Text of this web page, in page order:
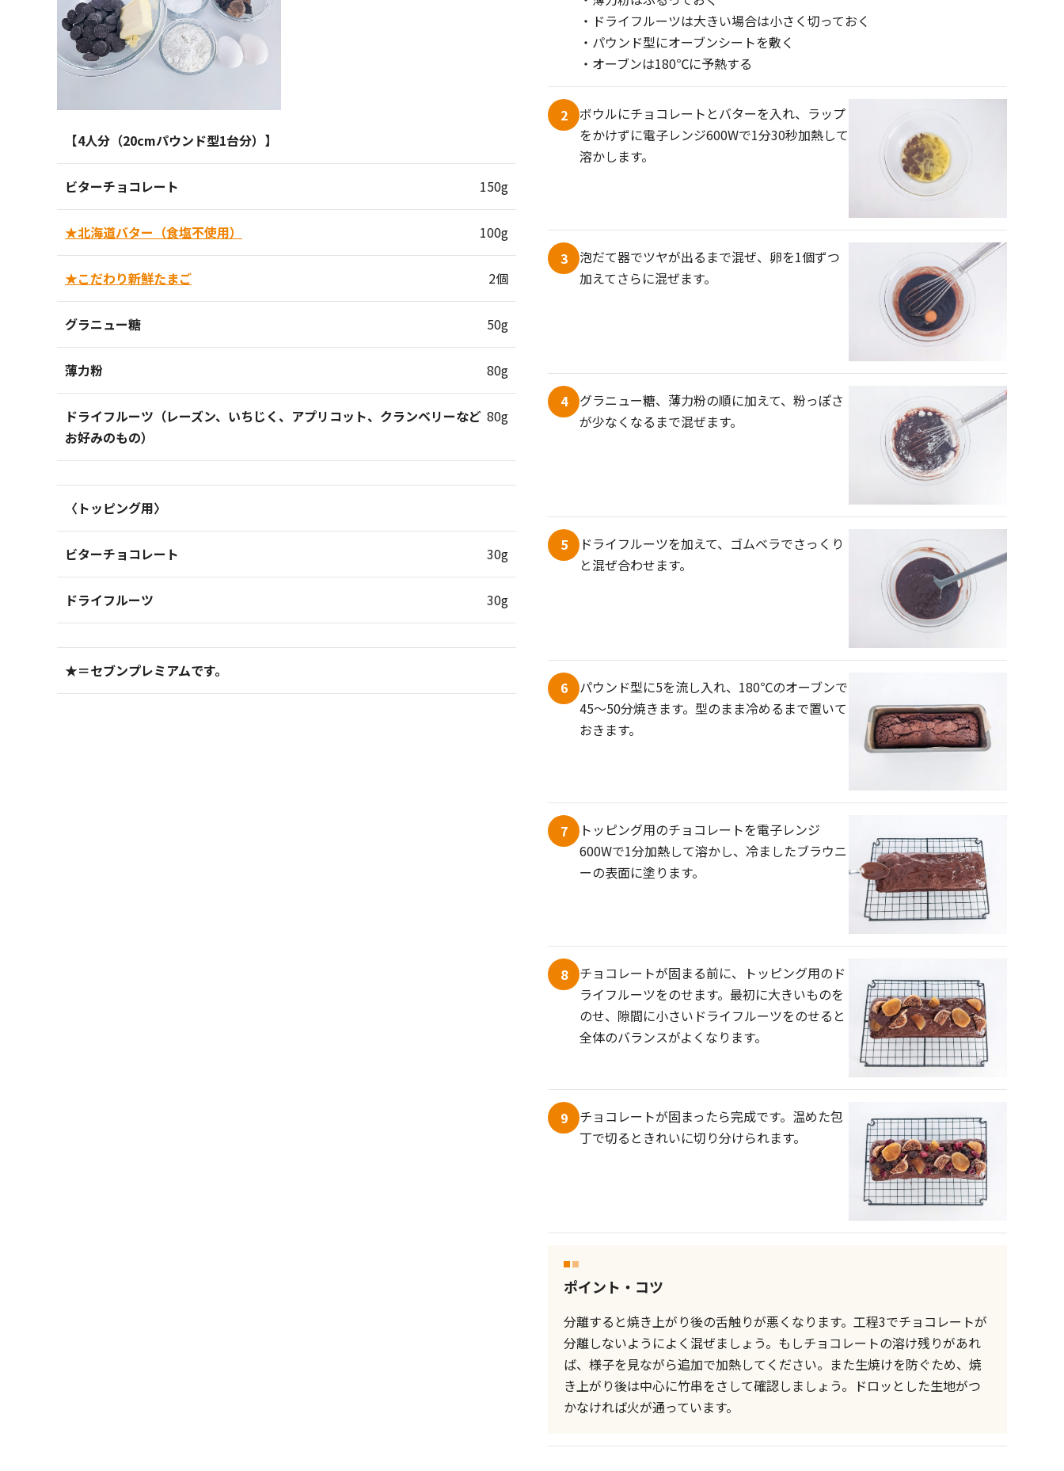
【4人分（20cmパウンド型1台分）】
ビターチョコレート 150g
★北海道バター（食塩不使用） 100g
★こだわり新鮮たまご 2個
グラニュー糖 50g
薄力粉 80g
ドライフルーツ（レーズン、いちじく、アプリコット、クランベリーなど
お好みのもの）
80g
〈トッピング用〉
ビターチョコレート 30g
ドライフルーツ 30g
★＝セブンプレミアムです。
・ドライフルーツは大きい場合は小さく切っておく
・パウンド型にオーブンシートを敷く
・オーブンは180℃に予熱する
2
ボウルにチョコレートとバターを入れ、ラップ
をかけずに電子レンジ600Wで1分30秒加熱して
溶かします。
3
泡だて器でツヤが出るまで混ぜ、卵を1個ずつ
加えてさらに混ぜます。
4
グラニュー糖、薄力粉の順に加えて、粉っぽさ
が少なくなるまで混ぜます。
5
ドライフルーツを加えて、ゴムベラでさっくり
と混ぜ合わせます。
6
パウンド型に5を流し入れ、180℃のオーブンで
45～50分焼きます。型のまま冷めるまで置いて
おきます。
7
トッピング用のチョコレートを電子レンジ
600Wで1分加熱して溶かし、冷ましたブラウニ
ーの表面に塗ります。
8
チョコレートが固まる前に、トッピング用のド
ライフルーツをのせます。最初に大きいものを
のせ、隙間に小さいドライフルーツをのせると
全体のバランスがよくなります。
9
チョコレートが固まったら完成です。温めた包
丁で切るときれいに切り分けられます。
ポイント・コツ
分離すると焼き上がり後の舌触りが悪くなります。工程3でチョコレートが
分離しないようによく混ぜましょう。もしチョコレートの溶け残りがあれ
ば、様子を見ながら追加で加熱してください。また生焼けを防ぐため、焼
き上がり後は中心に竹串をさして確認しましょう。ドロッとした生地がつ
かなければ火が通っています。